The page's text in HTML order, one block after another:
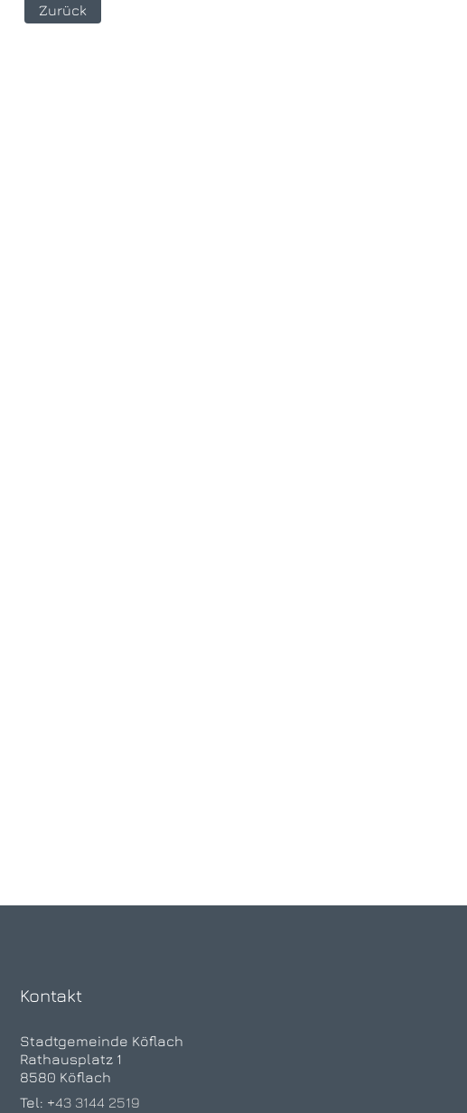
Zurück
Kontakt
Stadtgemeinde Köflach
Rathausplatz 1
8580 Köflach
Tel: +43 3144 2519